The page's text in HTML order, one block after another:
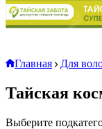
Главная Для
Тайская
Выберите